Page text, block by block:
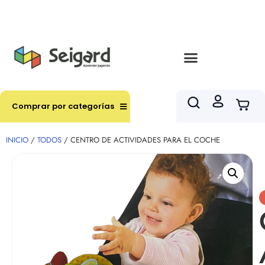
Comprar por categorías
INICIO / TODOS / CENTRO DE ACTIVIDADES PARA EL COCHE